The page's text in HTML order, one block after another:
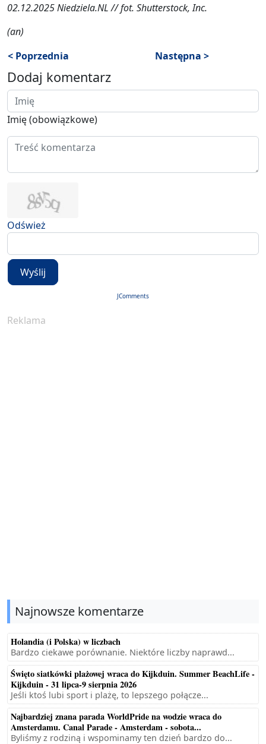
02.12.2025 Niedziela.NL // fot. Shutterstock, Inc.
(an)
< Poprzednia
Następna >
Dodaj komentarz
Imię (obowiązkowe)
Odśwież
Wyślij
JComments
Reklama
Najnowsze komentarze
Holandia (i Polska) w liczbach
Bardzo ciekawe porównanie. Niektóre liczby naprawd...
Święto siatkówki plażowej wraca do Kijkduin. Summer BeachLife -
Kijkduin - 31 lipca-9 sierpnia 2026
Jeśli ktoś lubi sport i plażę, to lepszego połącze...
Najbardziej znana parada WorldPride na wodzie wraca do
Amsterdamu. Canal Parade - Amsterdam - sobota...
Byliśmy z rodziną i wspominamy ten dzień bardzo do...